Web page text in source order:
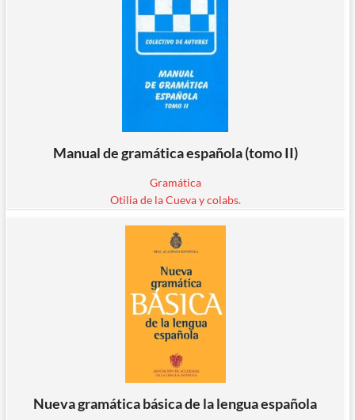
Manual de gramática española (tomo II)
Gramática
Otilia de la Cueva y colabs.
Nueva gramática básica de la lengua española